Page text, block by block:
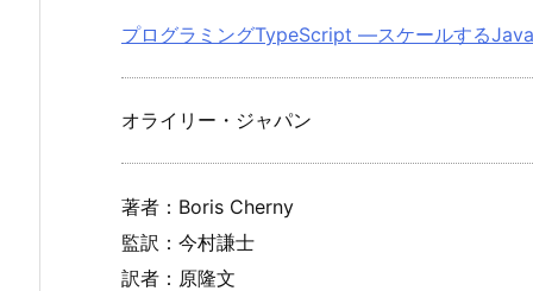
プログラミングTypeScript ―スケールする
オライリー・ジャパン
著者：Boris Cherny
監訳：今村謙士
訳者：原隆文